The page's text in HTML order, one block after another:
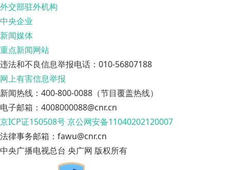
外交部驻外机构
中央企业
新闻媒体
重点新闻网站
违法和不良信息举报电话：010-56807188
网上有害信息举报
新闻热线：400-800-0088（节目覆盖热线）
电子邮箱：4008000088@cnr.cn
京ICP证150508号京公网安备11040202120007
法律事务邮箱：fawu@cnr.cn
中央广播电视总台 央广网 版权所有